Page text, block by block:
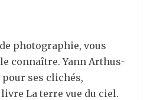
photographie, vous
connaître. Yann Arthus-
ses clichés,
La terre vue du ciel.